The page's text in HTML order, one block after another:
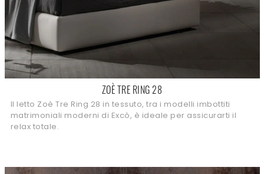
ZOÈ TRE RING 28
Il letto Zoè Tre Ring 28 in tessuto, tra i modelli imbottiti
matrimoniali moderni di Excò, è ideale per assicurarti il
relax totale.